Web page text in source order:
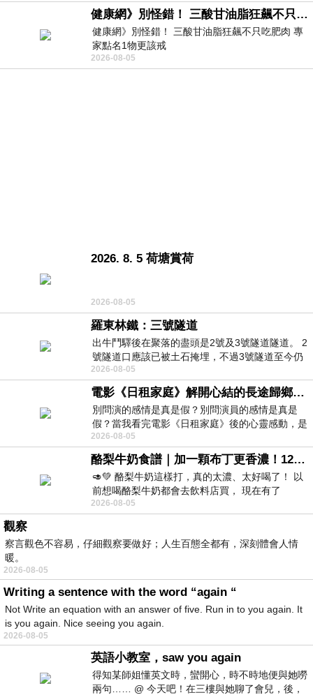
健康網》別怪錯！ 三酸甘油脂狂飆不只吃肥肉 專家點名1物更該戒
健康網》別怪錯！ 三酸甘油脂狂飆不只吃肥肉 專
家點名1物更該戒
https://health.ltn.com.tw/article/breakingnews/
2026-08-05
2026. 8. 5 荷塘賞荷
2026-08-05
羅東林鐵：三號隧道
出牛鬥驛後在聚落的盡頭是2號及3號隧道隧道。 2
號隧道口應該已被土石掩埋，不過3號隧道至今仍
存在。從台7丙牛鬥橋上往左岸上游方
2026-08-05
電影《日租家庭》解開心結的長途歸鄉！能在電影院感受到地理的寬闊和人心的相鄰，真是太棒了！
別問演的感情是真是假？別問演員的感情是真是
假？當我看完電影《日租家庭》後的心靈感動，是
真的。詮釋的情感觸動了人心，就是真情
2026-08-05
酪梨牛奶食譜｜加一顆布丁更香濃！120秒完成飲料店級酪梨奶昔｜imami 旗艦豆漿機
🥑💚 酪梨牛奶這樣打，真的太濃、太好喝了！ 以
前想喝酪梨牛奶都會去飲料店買， 現在有了
imami 健康煮藝｜旗艦破壁智慧養生豆漿機，
2026-08-05
觀察
察言觀色不容易，仔細觀察要做好；人生百態全都有，深刻體會人情
暖。
2026-08-05
Writing a sentence with the word “again “
Not Write an equation with an answer of five. Run in to you again. It
is you again. Nice seeing you again.
2026-08-05
英語小教室，saw you again
得知某師姐懂英文時，蠻開心，時不時地便與她嘮
兩句…… @ 今天吧！在三樓與她聊了會兒，後，